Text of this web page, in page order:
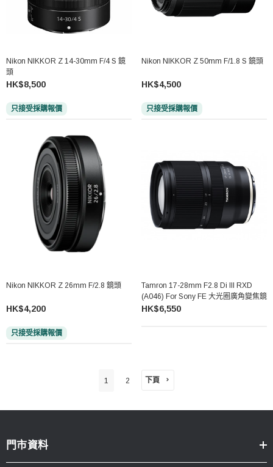
Nikon NIKKOR Z 14-30mm F/4 S 鏡
頭
HK$8,500
只接受採購報價
Nikon NIKKOR Z 50mm F/1.8 S 鏡頭
HK$4,500
只接受採購報價
Nikon NIKKOR Z 26mm F/2.8 鏡頭
HK$4,200
只接受採購報價
Tamron 17-28mm F2.8 Di III RXD
(A046) For Sony FE 大光圈廣角變焦鏡
HK$6,550
1 2 下頁
門市資料